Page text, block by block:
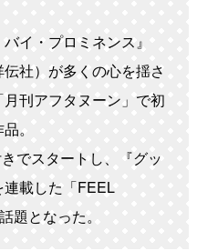
イ・プロミネンス』
社）が多くの心を揺さ
刊アフタヌーン」で初
。
でスタートし、『グッ
連載した「FEEL
題となった。